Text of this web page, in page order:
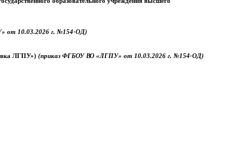
от 10.03.2026 г. №154-ОД)
ЛГПУ») (приказ ФГБОУ ВО «ЛГПУ» от 10.03.2026 г. №154-ОД)